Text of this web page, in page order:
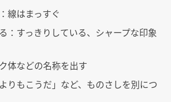
線はまっすぐ
：すっきりしている、シャープな印象
体などの名称を出す
りもこうだ」など、ものさしを別につ